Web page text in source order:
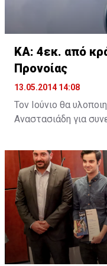
που αφορά τους
ΚΑ: 4εκ. από
Προνοίας
13.05.2014 14:08
Τον Ιούνιο θα
Αναστασιάδη για
Κυπριακές
που έδωσε ο
Εκτελεστική
Σε δηλώσεις του
Γενικός
ότι «έχουμε
αφορούν τους
απόψεις μας για την